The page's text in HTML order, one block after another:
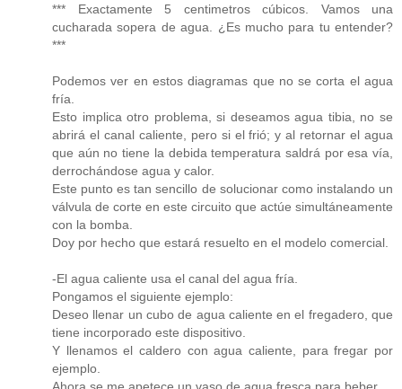
*** Exactamente 5 centimetros cúbicos. Vamos una
cucharada sopera de agua. ¿Es mucho para tu entender?
***
Podemos ver en estos diagramas que no se corta el agua
fría.
Esto implica otro problema, si deseamos agua tibia, no se
abrirá el canal caliente, pero si el frió; y al retornar el agua
que aún no tiene la debida temperatura saldrá por esa vía,
derrochándose agua y calor.
Este punto es tan sencillo de solucionar como instalando un
válvula de corte en este circuito que actúe simultáneamente
con la bomba.
Doy por hecho que estará resuelto en el modelo comercial.
-El agua caliente usa el canal del agua fría.
Pongamos el siguiente ejemplo:
Deseo llenar un cubo de agua caliente en el fregadero, que
tiene incorporado este dispositivo.
Y llenamos el caldero con agua caliente, para fregar por
ejemplo.